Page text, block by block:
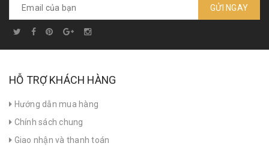
GỬI NGAY
HỖ TRỢ KHÁCH HÀNG
Hướng dẫn mua hàng
Chính sách chung
Giao nhận và thanh toán